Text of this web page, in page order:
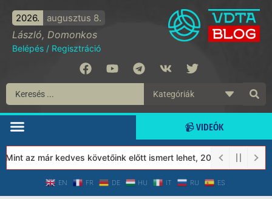
2026. augusztus 8.
László, Domonkos
Belépés / Regisztráció
📹 VIDEÓK
az már kedves követőink előtt ismert lehet, 2023-tól a
EN FR DE HU IT RU ES